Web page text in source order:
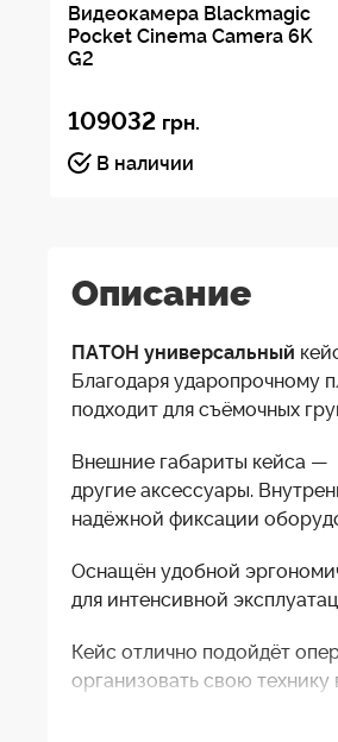
Видеокамера Blackmagic
Pocket Cinema Camera 6K
G2
109032 грн.
В наличии
Описание
ПАТОН универсальный
Благодаря ударопрочному
подходит для съёмочных
Внешние габариты кейса —
другие аксессуары.
надёжной фиксации
Оснащён удобной
для интенсивной
Кейс отлично подойдёт
организовать свою